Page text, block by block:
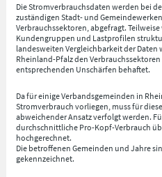
Die Stromverbrauchsdaten werden bei
zuständigen Stadt- und
Verbrauchssektoren, abgefragt.
Kundengruppen und Lastprofilen
landesweiten Vergleichbarkeit der
Rheinland-Pfalz den
entsprechenden Unschärfen behaftet.
Da für einige Verbandsgemeinden in
Stromverbrauch vorliegen, muss für
abweichender Ansatz verfolgt werden.
durchschnittliche Pro-Kopf-Verbrauch
hochgerechnet.
Die betroffenen Gemeinden und Jahre
gekennzeichnet.